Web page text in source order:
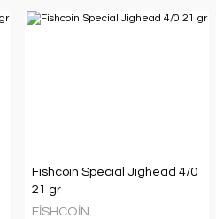
Fishcoin Special Jighead 4/0
21 gr
FİSHCOİN